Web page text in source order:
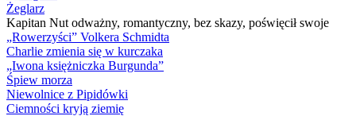
Żeglarz
Kapitan Nut odważny, romantyczny, bez skazy, poświęcił swoje
„Rowerzyści” Volkera Schmidta
Charlie zmienia się w kurczaka
„Iwona księżniczka Burgunda”
Śpiew morza
Niewolnice z Pipidówki
Ciemności kryją ziemię